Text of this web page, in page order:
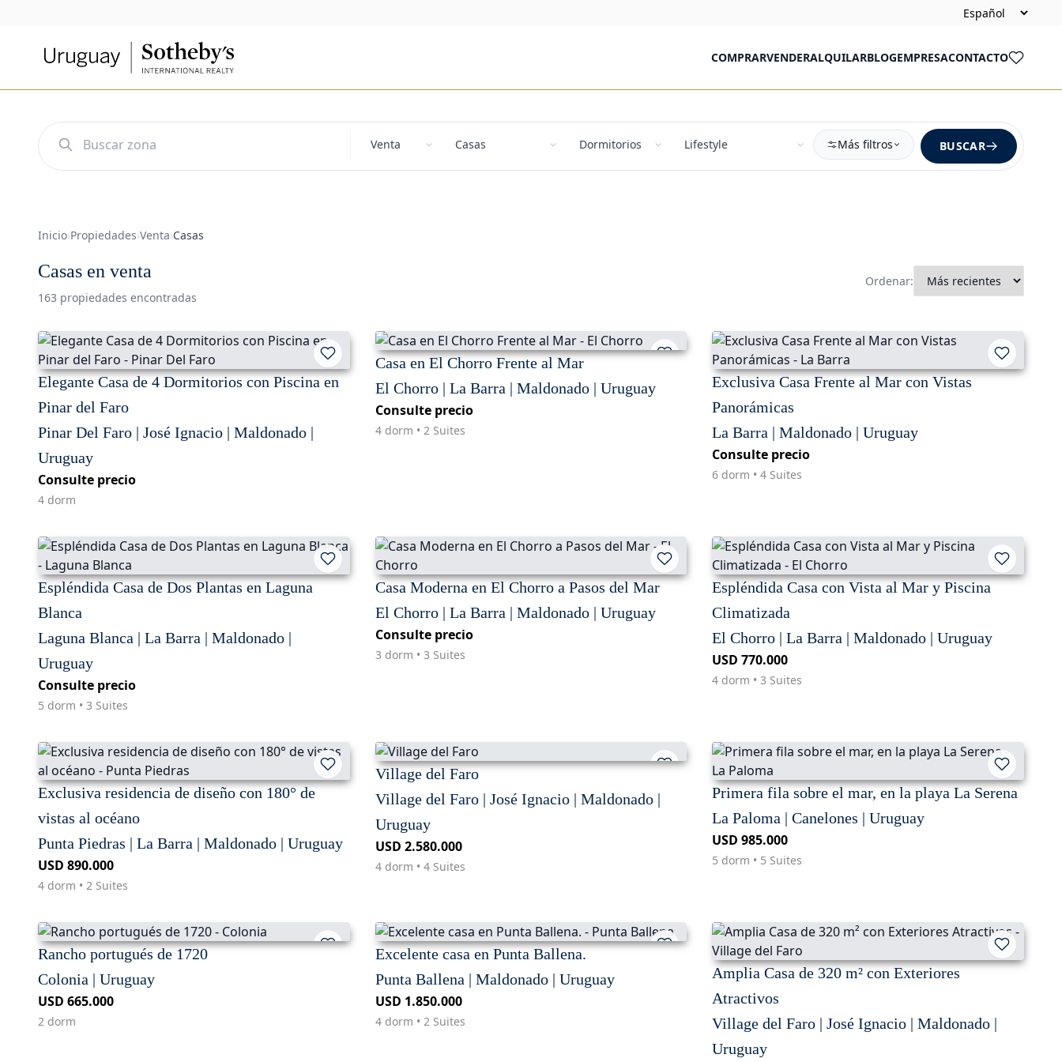
COMPRARVENDERALQUILARBLOGEMPRESACONTACTO
Más filtros BUSCAR
Inicio›Propiedades›Venta›Casas
Casas en venta
163 propiedades encontradas
Ordenar:
Elegante Casa de 4 Dormitorios con Piscina en
Pinar del Faro
Pinar Del Faro | José Ignacio | Maldonado |
Uruguay
Consulte precio
4 dorm
Casa en El Chorro Frente al Mar
El Chorro | La Barra | Maldonado | Uruguay
Consulte precio
4 dorm • 2 Suites
Exclusiva Casa Frente al Mar con Vistas
Panorámicas
La Barra | Maldonado | Uruguay
Consulte precio
6 dorm • 4 Suites
Espléndida Casa de Dos Plantas en Laguna
Blanca
Laguna Blanca | La Barra | Maldonado |
Uruguay
Consulte precio
5 dorm • 3 Suites
Casa Moderna en El Chorro a Pasos del Mar
El Chorro | La Barra | Maldonado | Uruguay
Consulte precio
3 dorm • 3 Suites
Espléndida Casa con Vista al Mar y Piscina
Climatizada
El Chorro | La Barra | Maldonado | Uruguay
USD 770.000
4 dorm • 3 Suites
Exclusiva residencia de diseño con 180° de
vistas al océano
Punta Piedras | La Barra | Maldonado | Uruguay
USD 890.000
4 dorm • 2 Suites
Village del Faro
Village del Faro | José Ignacio | Maldonado |
Uruguay
USD 2.580.000
4 dorm • 4 Suites
Primera fila sobre el mar, en la playa La Serena
La Paloma | Canelones | Uruguay
USD 985.000
5 dorm • 5 Suites
Rancho portugués de 1720
Colonia | Uruguay
USD 665.000
2 dorm
Excelente casa en Punta Ballena.
Punta Ballena | Maldonado | Uruguay
USD 1.850.000
4 dorm • 2 Suites
Amplia Casa de 320 m² con Exteriores
Atractivos
Village del Faro | José Ignacio | Maldonado |
Uruguay